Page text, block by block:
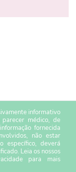
informativo
médico, de
fornecida
não estar
específico, deverá
Leia os nossos
para mais